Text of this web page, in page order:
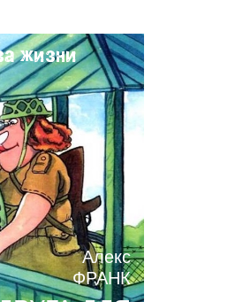
жизни
Алекс
ФРАНК